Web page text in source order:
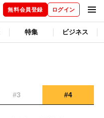
無料会員登録 ログイン
特集 ビジネス
#3 #4